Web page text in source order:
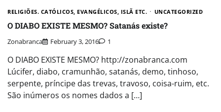
RELIGIÕES. CATÓLICOS, EVANGÉLICOS, ISLÃ ETC. UNCATEGORIZED
O DIABO EXISTE MESMO? Satanás existe?
Zonabranca February 3, 2016 1
O DIABO EXISTE MESMO? http://zonabranca.com
Lúcifer, diabo, cramunhão, satanás, demo, tinhoso,
serpente, príncipe das trevas, travoso, coisa-ruim, etc.
São inúmeros os nomes dados a […]